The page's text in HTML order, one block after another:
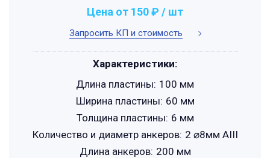
Запросить КП и стоимость
Цена от 150 ₽ / шт
Характеристики:
Длина пластины: 100 мм
Ширина пластины: 60 мм
Толщина пластины: 6 мм
Количество и диаметр анкеров: 2 ⌀8мм АIII
Длина анкеров: 200 мм